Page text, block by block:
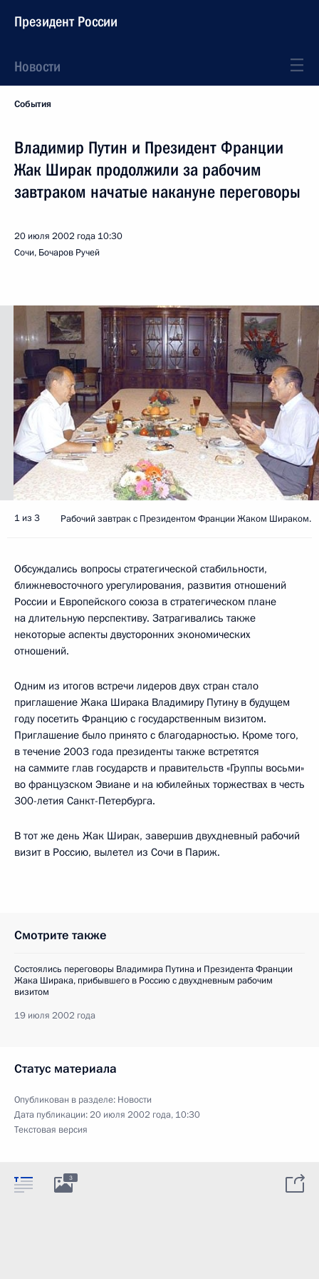
Президент России
Новости
События
Владимир Путин и Президент Франции
Жак Ширак продолжили за рабочим
завтраком начатые накануне переговоры
20 июля 2002 года 10:30
Сочи, Бочаров Ручей
1 из 3 Рабочий завтрак с Президентом Франции Жаком Шираком.
Обсуждались вопросы стратегической стабильности,
ближневосточного урегулирования, развития отношений
России и Европейского союза в стратегическом плане
на длительную перспективу. Затрагивались также
некоторые аспекты двусторонних экономических
отношений.
Одним из итогов встречи лидеров двух стран стало
приглашение Жака Ширака Владимиру Путину в будущем
году посетить Францию с государственным визитом.
Приглашение было принято с благодарностью. Кроме того,
в течение 2003 года президенты также встретятся
на саммите глав государств и правительств «Группы восьми»
во французском Эвиане и на юбилейных торжествах в честь
300-летия Санкт-Петербурга.
В тот же день Жак Ширак, завершив двухдневный рабочий
визит в Россию, вылетел из Сочи в Париж.
Смотрите также
Состоялись переговоры Владимира Путина и Президента Франции
Жака Ширака, прибывшего в Россию с двухдневным рабочим
визитом
19 июля 2002 года
Статус материала
Опубликован в разделе: Новости
Дата публикации:20 июля 2002 года, 10:30
Текстовая версия
3